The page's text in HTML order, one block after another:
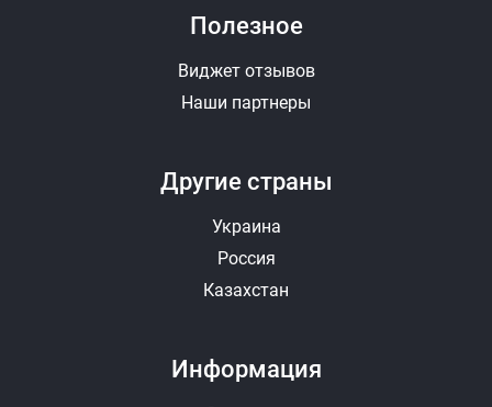
Другие страны
Украина
Россия
Казахстан
Полезное
Виджет отзывов
Наши партнеры
Информация